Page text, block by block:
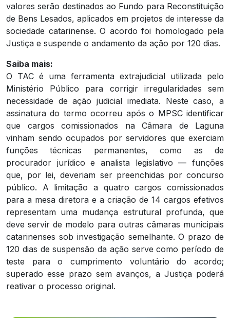
valores serão destinados ao Fundo para Reconstituição
de Bens Lesados, aplicados em projetos de interesse da
sociedade catarinense. O acordo foi homologado pela
Justiça e suspende o andamento da ação por 120 dias.
Saiba mais:
O TAC é uma ferramenta extrajudicial utilizada pelo
Ministério Público para corrigir irregularidades sem
necessidade de ação judicial imediata. Neste caso, a
assinatura do termo ocorreu após o MPSC identificar
que cargos comissionados na Câmara de Laguna
vinham sendo ocupados por servidores que exerciam
funções técnicas permanentes, como as de
procurador jurídico e analista legislativo — funções
que, por lei, deveriam ser preenchidas por concurso
público. A limitação a quatro cargos comissionados
para a mesa diretora e a criação de 14 cargos efetivos
representam uma mudança estrutural profunda, que
deve servir de modelo para outras câmaras municipais
catarinenses sob investigação semelhante. O prazo de
120 dias de suspensão da ação serve como período de
teste para o cumprimento voluntário do acordo;
superado esse prazo sem avanços, a Justiça poderá
reativar o processo original.